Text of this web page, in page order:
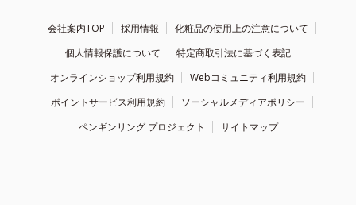
会社案内TOP 採用情報
化粧品の使用上の注意について
個人情報保護について
特定商取引法に基づく表記
オンラインショップ利用規約
Webコミュニティ利用規約
ポイントサービス利用規約
ソーシャルメディアポリシー
ペンギンリング プロジェクト
サイトマップ